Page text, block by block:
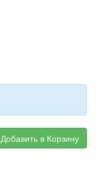
Добавить в Корзину